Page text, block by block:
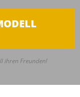
ihren Freunden!